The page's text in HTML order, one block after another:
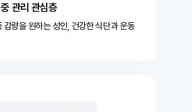
관리 관심층
감량을 원하는 성인, 건강한 식단과 운동